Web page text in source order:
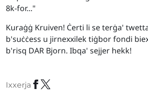
8k-for..."
Kuraġġ Kruiven! Ċerti li se terġa'
b'suċċess u jirnexxilek tiġbor fondi
b'risq DAR Bjorn. Ibqa' sejjer hekk!
Ixxerja